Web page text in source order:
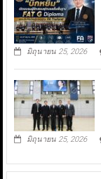
มิถุนายน 25, 2026
มิถุนายน 25, 2026